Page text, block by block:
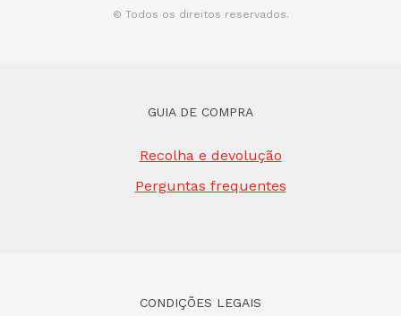
© Todos os direitos reservados.
GUIA DE COMPRA
Recolha e devolução
Perguntas frequentes
CONDIÇÕES LEGAIS